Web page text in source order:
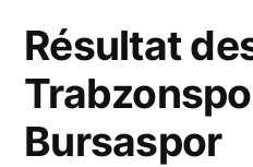
Résultat
Bursaspor